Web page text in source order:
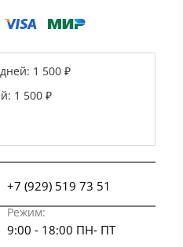
1 500 ₽
1 500 ₽
+7 (929) 519 73 51
Режим:
9:00 - 18:00 ПН- ПТ